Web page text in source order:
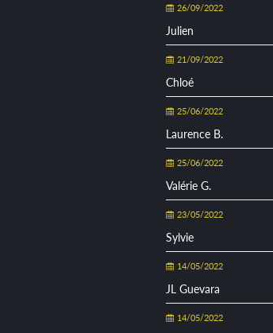
26/09/2022
Julien
21/09/2022
Chloé
25/06/2022
Laurence B.
25/06/2022
Valérie G.
23/05/2022
Sylvie
14/05/2022
JL Guevara
14/05/2022